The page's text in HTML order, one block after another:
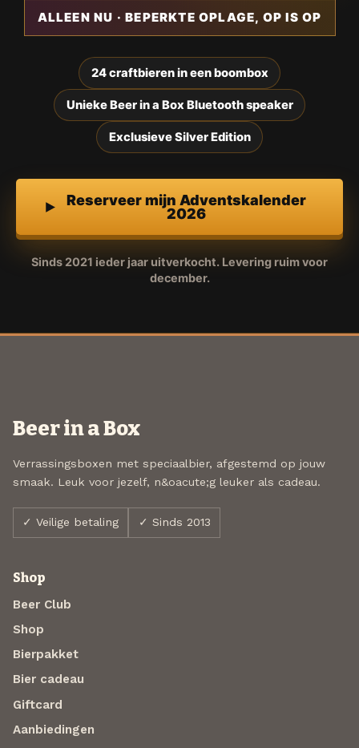
ALLEEN NU · BEPERKTE OPLAGE, OP IS OP
24 craftbieren in een boombox
Unieke Beer in a Box Bluetooth speaker
Exclusieve Silver Edition
Reserveer mijn Adventskalender
2026
Sinds 2021 ieder jaar uitverkocht. Levering ruim voor
december.
Beer in a Box
Verrassingsboxen met speciaalbier, afgestemd op jouw
smaak. Leuk voor jezelf, n&oacute;g leuker als cadeau.
✓ Veilige betaling ✓ Sinds 2013
Shop
Beer Club
Shop
Bierpakket
Bier cadeau
Giftcard
Aanbiedingen